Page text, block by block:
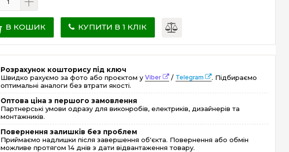
В КОШИК КУПИТИ В 1 КЛІК
Розрахунок кошторису під ключ
Швидко рахуємо за фото або проєктом уViber / Telegram
. Підбираємо
оптимальні аналоги без втрати якості.
Оптова ціна з першого замовлення
Партнерські умови одразу для виконробів, електриків, дизайнерів та
монтажників.
Повернення залишків без проблем
Приймаємо надлишки після завершення об'єкта. Повернення або обмін
можливе протягом 14 днів з дати відвантаження товару.